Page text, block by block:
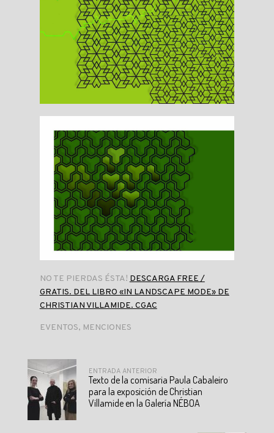
NO TE PIERDAS ÉSTA! DESCARGA FREE /
GRATIS. DEL LIBRO «IN LANDSCAPE MODE» DE
CHRISTIAN VILLAMIDE. CGAC
EVENTOS, MENCIONES
ENTRADA ANTERIOR
Texto de la comisaria Paula Cabaleiro
para la exposición de Christian
Villamide en la Galería NÉBOA